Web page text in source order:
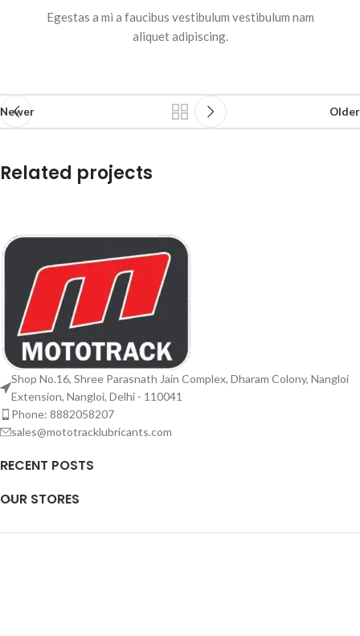
Egestas a mi a faucibus vestibulum vestibulum nam
aliquet adipiscing.
Newer Older
Related projects
Kitchen
Suspendisse quam at vestibulum
Shop No.16, Shree Parasnath Jain Complex, Dharam Colony, Nangloi
Extension, Nangloi, Delhi - 110041
Phone: 8882058207
sales@mototracklubricants.com
RECENT POSTS
OUR STORES